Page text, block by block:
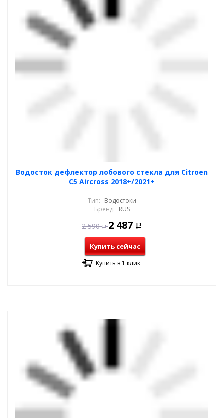
Водосток дефлектор лобового стекла для Citroen
C5 Aircross 2018+/2021+
Тип: Водостоки
Бренд: RUS
2 590 Р 2 487 Р
Купить сейчас
Купить в 1 клик